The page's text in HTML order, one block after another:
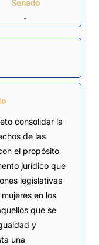
Senado
-
consolidar la
de las
el propósito
jurídico que
legislativas
en los
que se
y
una